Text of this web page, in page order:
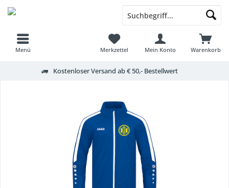
Menü Warenkorb
Merkzettel Mein Konto
Kostenloser Versand ab € 50,- Bestellwert